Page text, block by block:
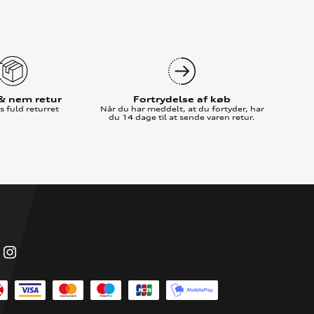
nem retur
fuld returret
Fortrydelse af køb
Når du har meddelt, at du fortyder, har
du 14 dage til at sende varen retur.